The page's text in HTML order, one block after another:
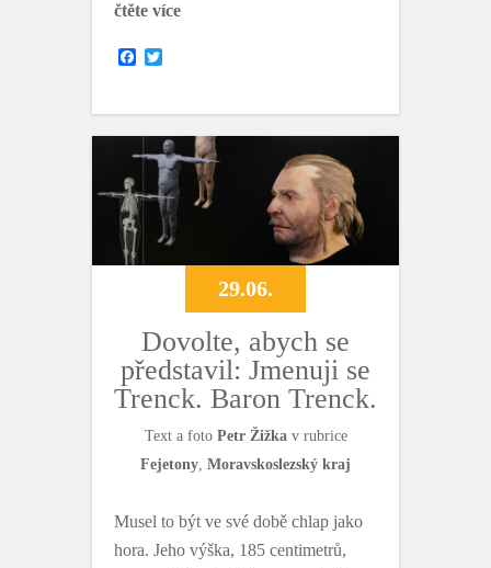
čtěte více
F
o
e
r
29.06.
Dovolte, abych se
představil: Jmenuji se
Trenck. Baron Trenck.
Text a foto Petr Žižkav rubrice
Fejetony, Moravskoslezský kraj
Musel to být ve své době chlap jako
hora. Jeho výška, 185 centimetrů,